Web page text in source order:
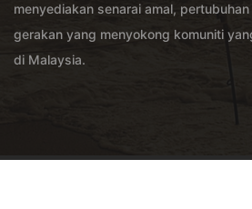
menyediakan senarai amal,
gerakan yang menyokong komuniti
di Malaysia.